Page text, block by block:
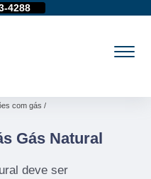
4288
com gás
Gás Natural
deve ser